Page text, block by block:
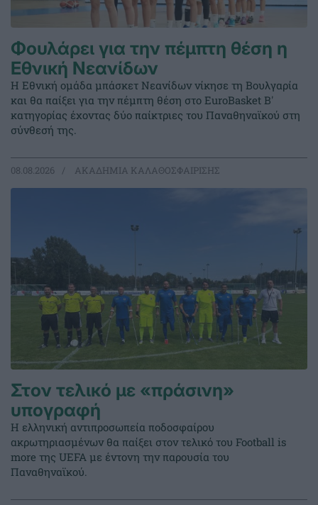
Φουλάρει για την πέμπτη θέση η
Εθνική Νεανίδων
Η Εθνική ομάδα μπάσκετ Νεανίδων νίκησε τη Βουλγαρία
και θα παίξει για την πέμπτη θέση στο EuroBasket Β'
κατηγορίας έχοντας δύο παίκτριες του Παναθηναϊκού στη
σύνθεσή της.
08.08.2026 ΑΚΑΔΗΜΙΑ ΚΑΛΑΘΟΣΦΑΙΡΙΣΗΣ
Στον τελικό με «πράσινη»
υπογραφή
Η ελληνική αντιπροσωπεία ποδοσφαίρου
ακρωτηριασμένων θα παίξει στον τελικό του Football is
more της UEFA με έντονη την παρουσία του
Παναθηναϊκού.